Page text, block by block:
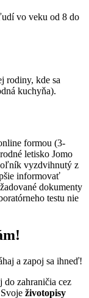
vo veku od 8 do
rodiny, kde sa
kuchyňa).
formou (3-
letisko Jomo
vyzdvihnutý z
informovať
dokumenty
testu nie
a zapoj sa ihneď!
zahraničia cez
životopisy